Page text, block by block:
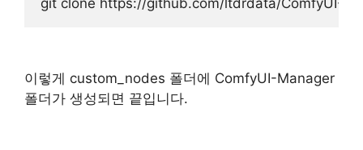
이렇게 custom_nodes 폴더에 ComfyUI-Manager
폴더가 생성되면 끝입니다.